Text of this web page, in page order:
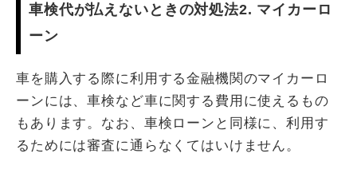
車検代が払えないときの対処法2. マイカーロ
ーン
車を購入する際に利用する金融機関のマイカーロ
ーンには、車検など車に関する費用に使えるもの
もあります。なお、車検ローンと同様に、利用す
るためには審査に通らなくてはいけません。